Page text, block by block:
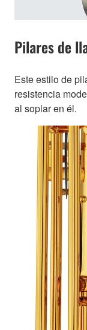
Pilares de
Este estilo de
resistencia
al soplar en él.